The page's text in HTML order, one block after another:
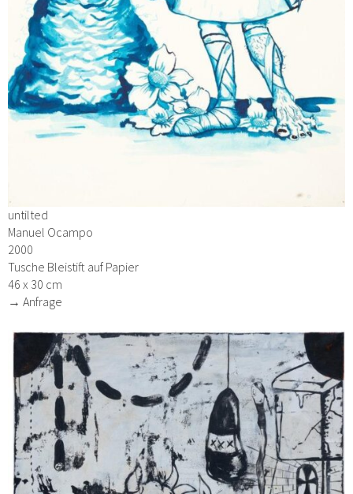
untilted
Manuel Ocampo
2000
Tusche Bleistift auf Papier
46 x 30 cm
→ Anfrage